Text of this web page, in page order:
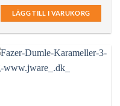
LÄGG TILL I VARUKORG